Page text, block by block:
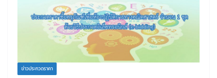
ข่าวประกวดราคา